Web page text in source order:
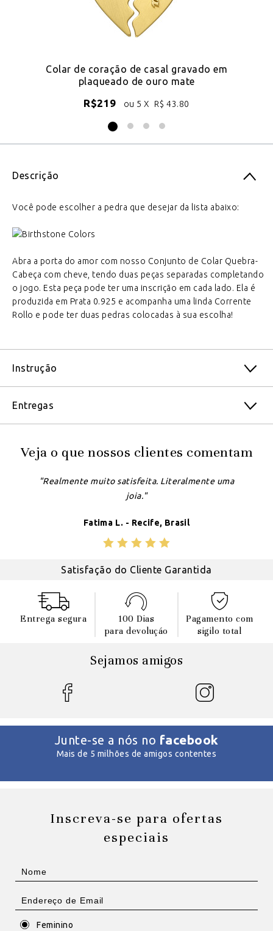
Colar de coração de casal gravado em
plaqueado de ouro mate
R$219 ou 5 X R$ 43.80
Descrição
Você pode escolher a pedra que desejar da lista abaixo:
Abra a porta do amor com nosso Conjunto de Colar Quebra-
Cabeça com cheve, tendo duas peças separadas completando
o jogo. Esta peça pode ter uma inscrição em cada lado. Ela é
produzida em Prata 0.925 e acompanha uma linda Corrente
Rollo e pode ter duas pedras colocadas à sua escolha!
Instrução
Entregas
Veja o que nossos clientes comentam
"Realmente muito satisfeita. Literalmente uma
joia."
Fatima L. - Recife, Brasil
Satisfação do Cliente Garantida
Entrega segura
100 Dias
para devoluçáo
Pagamento com
sigilo total
Sejamos amigos
Junte-se a nós no facebook
Mais de 5 milhões de amigos contentes
Inscreva-se para ofertas
especiais
Feminino